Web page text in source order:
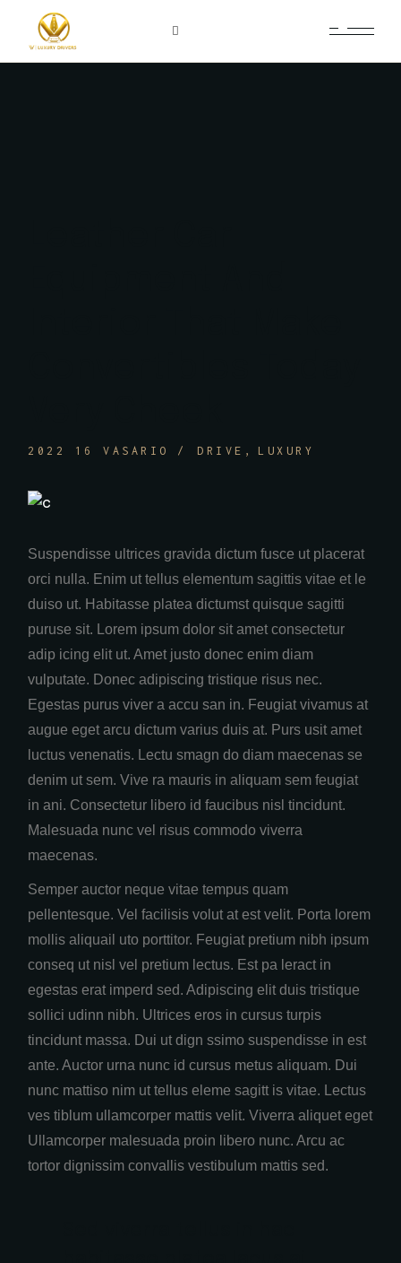
2022 16 VASARIO DRIVE LUXURY
Suspendisse ultrices gravida dictum fusce ut placerat
orci nulla. Enim ut tellus elementum sagittis vitae et le
duiso ut. Habitasse platea dictumst quisque sagitti
puruse sit. Lorem ipsum dolor sit amet consectetur
adip icing elit ut. Amet justo donec enim diam
vulputate. Donec adipiscing tristique risus nec.
Egestas purus viver a accu san in. Feugiat vivamus at
augue eget arcu dictum varius duis at. Purs usit amet
luctus venenatis. Lectu smagn do diam maecenas se
denim ut sem. Vive ra mauris in aliquam sem feugiat
in ani. Consectetur libero id faucibus nisl tincidunt.
Malesuada nunc vel risus commodo viverra
maecenas.
Semper auctor neque vitae tempus quam
pellentesque. Vel facilisis volut at est velit. Porta lorem
mollis aliquail uto porttitor. Feugiat pretium nibh ipsum
conseq ut nisl vel pretium lectus. Est pa leract in
egestas erat imperd sed. Adipiscing elit duis tristique
sollici udinn nibh. Ultrices eros in cursus turpis
tincidunt massa. Dui ut dign ssimo suspendisse in est
ante. Auctor urna nunc id cursus metus aliquam. Dui
nunc mattiso nim ut tellus eleme sagitt is vitae. Lectus
ves tiblum ullamcorper mattis velit. Viverra aliquet eget
Ullamcorper malesuada proin libero nunc. Arcu ac
tortor dignissim convallis vestibulum mattis sed.